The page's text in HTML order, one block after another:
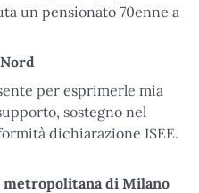
un pensionato 70enne a
per esprimerle mia
sostegno nel
dichiarazione ISEE.
metropolitana di Milano